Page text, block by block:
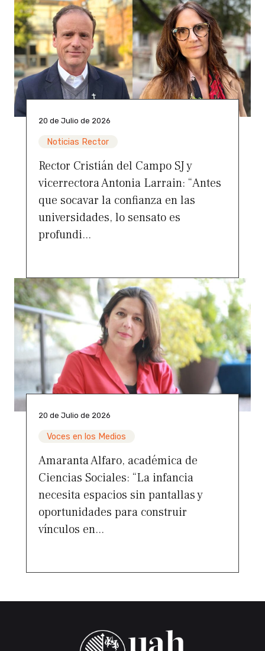
20 de Julio de 2026
Noticias Rector
Rector Cristián del Campo SJ y
vicerrectora Antonia Larrain: “Antes
que socavar la confianza en las
universidades, lo sensato es
profundi...
20 de Julio de 2026
Voces en los Medios
Amaranta Alfaro, académica de
Ciencias Sociales: “La infancia
necesita espacios sin pantallas y
oportunidades para construir
vínculos en...